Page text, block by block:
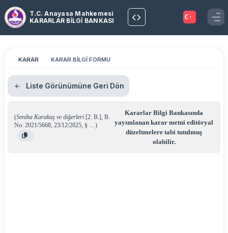
T.C. Anayasa Mahkemesi
KARARLAR BİLGİ BANKASI
KARAR KARAR BİLGİ FORMU
Liste Görünümüne Geri Dön
(Seniha Karakuş ve diğerleri [2. B.], B.
No: 2021/5668, 23/12/2025, § …)
Kararlar Bilgi Bankasında
yayımlanan karar metni editöryal
düzeltmelere tabi tutulmuş
olabilir.